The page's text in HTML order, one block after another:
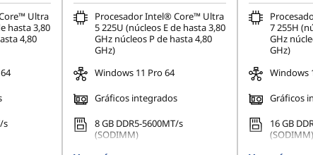
Ultra
hasta 3,80
4,80
s
Procesador Intel® Core™ Ultra
5 225U (núcleos E de hasta 3,80
GHz núcleos P de hasta 4,80
GHz)
Windows 11 Pro 64
Gráficos integrados
8 GB DDR5-5600MT/s
(SODIMM)
7 255H
GHz
GHz)
Windows
Gráficos
16 GB
(SODIMM)